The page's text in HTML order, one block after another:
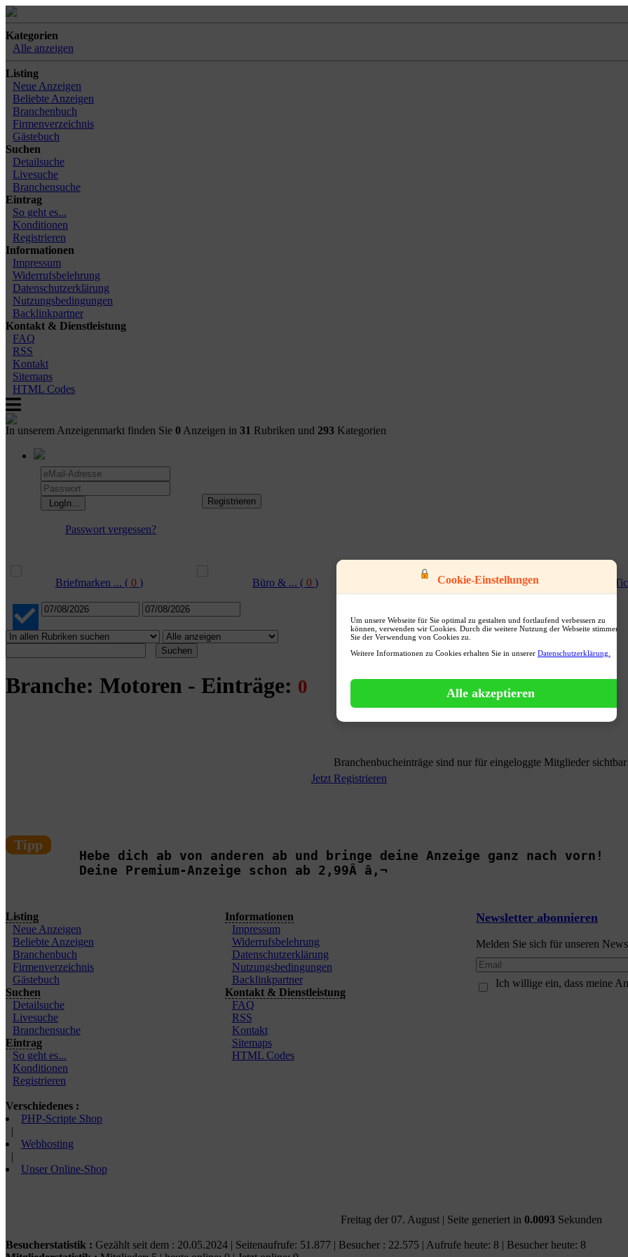
Cookie-Einstellungen
Um unsere Webseite für Sie optimal zu gestalten und fortlaufend verbessern zu
können, verwenden wir Cookies. Durch die weitere Nutzung der Webseite stimmen
Sie der Verwendung von Cookies zu.
Weitere Informationen zu Cookies erhalten Sie in unserer Datenschutzerklärung.
Alle akzeptieren
Kategorien
Alle anzeigen
Listing
Neue Anzeigen
Beliebte Anzeigen
Branchenbuch
Firmenverzeichnis
Gästebuch
Suchen
Detailsuche
Livesuche
Branchensuche
Eintrag
So geht es...
Konditionen
Registrieren
Informationen
Impressum
Widerrufsbelehrung
Datenschutzerklärung
Nutzungsbedingungen
Backlinkpartner
Kontakt & Dienstleistung
FAQ
RSS
Kontakt
Sitemaps
HTML Codes
In unserem Anzeigenmarkt finden Sie 0 Anzeigen in 31 Rubriken und 293 Kategorien
Passwort vergessen?
Briefmarken ... ( 0 ) Büro & ... ( 0 ) Computer & S...(0)
Suchen
Branche: Motoren - Einträge: 0
Branchenbucheinträge sind nur für eingeloggte Mitglieder
Jetzt Registrieren
Tipp
Hebe dich ab von anderen ab und bringe deine Anzeige ganz nach vorn!
Deine Premium-Anzeige schon ab 2,99Â â‚¬
Listing
Neue Anzeigen
Beliebte Anzeigen
Branchenbuch
Firmenverzeichnis
Gästebuch
Suchen
Detailsuche
Livesuche
Branchensuche
Eintrag
So geht es...
Konditionen
Registrieren
Informationen
Impressum
Widerrufsbelehrung
Datenschutzerklärung
Nutzungsbedingungen
Backlinkpartner
Kontakt & Dienstleistung
FAQ
RSS
Kontakt
Sitemaps
HTML Codes
Newsletter abonnieren
Melden Sie sich für unseren
Ich willige ein, dass meine
Verschiedenes :
PHP-Scripte Shop
|
Webhosting
|
Unser Online-Shop
Freitag der 07. August| Seite generiert in 0.0093Sekunden
Besucherstatistik : Gezählt seit dem : 20.05.2024 | Seitenaufrufe: 51.877 | Besucher : 22.575 | Aufrufe heute: 8 | Besucher heute: 8